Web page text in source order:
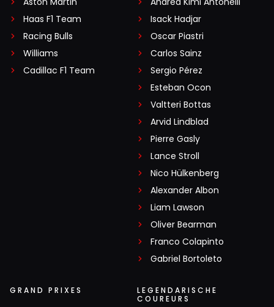
Haas F1 Team
Racing Bulls
Williams
Cadillac F1 Team
Isack Hadjar
Oscar Piastri
Carlos Sainz
Sergio Pérez
Esteban Ocon
Valtteri Bottas
Arvid Lindblad
Pierre Gasly
Lance Stroll
Nico Hülkenberg
Alexander Albon
Liam Lawson
Oliver Bearman
Franco Colapinto
Gabriel Bortoleto
GRAND PRIXES
LEGENDARISCHE
COUREURS